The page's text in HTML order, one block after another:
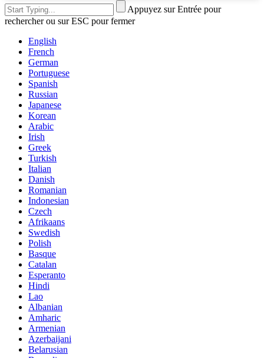
Appuyez sur Entrée pour
rechercher ou sur ESC pour fermer
English
French
German
Portuguese
Spanish
Russian
Japanese
Korean
Arabic
Irish
Greek
Turkish
Italian
Danish
Romanian
Indonesian
Czech
Afrikaans
Swedish
Polish
Basque
Catalan
Esperanto
Hindi
Lao
Albanian
Amharic
Armenian
Azerbaijani
Belarusian